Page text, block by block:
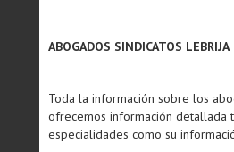
ABOGADOS SINDICATOS LEBRIJA
Toda la información sobre los
ofrecemos información detallada
especialidades como su